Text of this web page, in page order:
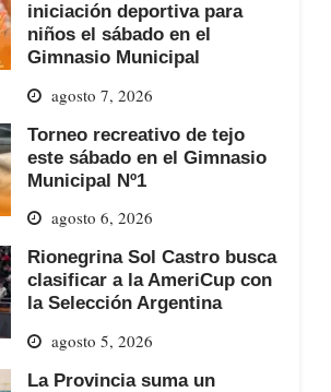
iniciación deportiva para
niños el sábado en el
Gimnasio Municipal
agosto 7, 2026
Torneo recreativo de tejo
este sábado en el Gimnasio
Municipal Nº1
agosto 6, 2026
Rionegrina Sol Castro busca
clasificar a la AmeriCup con
la Selección Argentina
agosto 5, 2026
La Provincia suma un